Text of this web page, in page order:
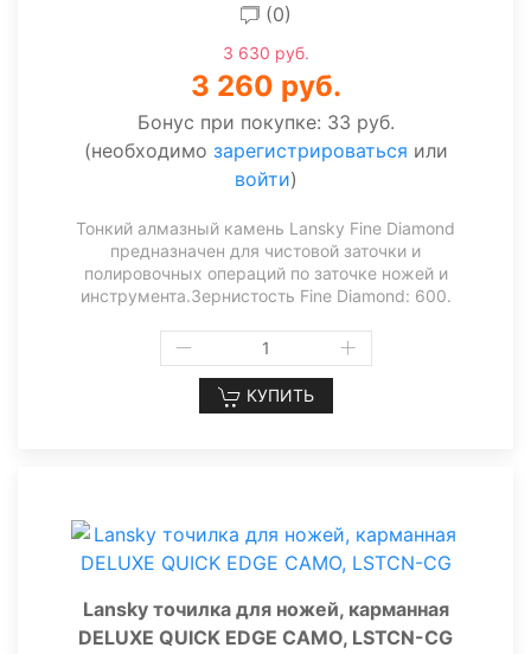
(0)
3 630 руб.
3 260 руб.
Бонус при покупке: 33 руб.
(необходимо зарегистрироваться или
войти)
Тонкий алмазный камень Lansky Fine Diamond
предназначен для чистовой заточки и
полировочных операций по заточке ножей и
инструмента.Зернистость Fine Diamond: 600.
КУПИТЬ
Lansky точилка для ножей, карманная
DELUXE QUICK EDGE CAMO, LSTCN-CG